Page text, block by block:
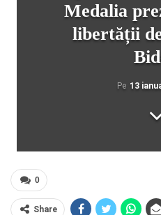
Medalia
libertății
Pe 13
0
Share